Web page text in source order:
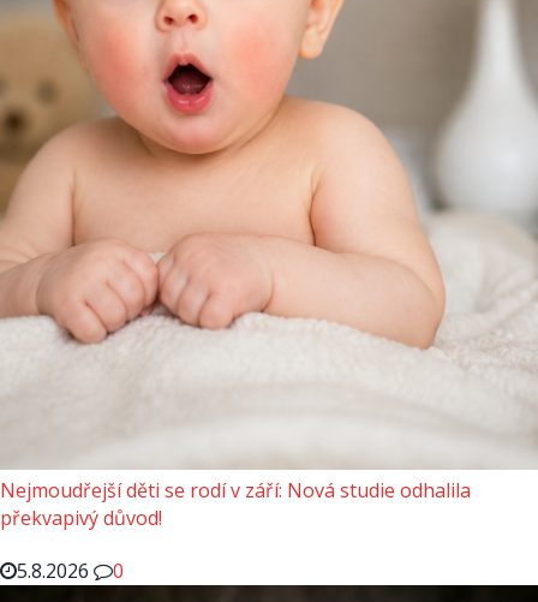
Nejmoudřejší děti se rodí v září: Nová studie odhalila
překvapivý důvod!
5.8.2026
0